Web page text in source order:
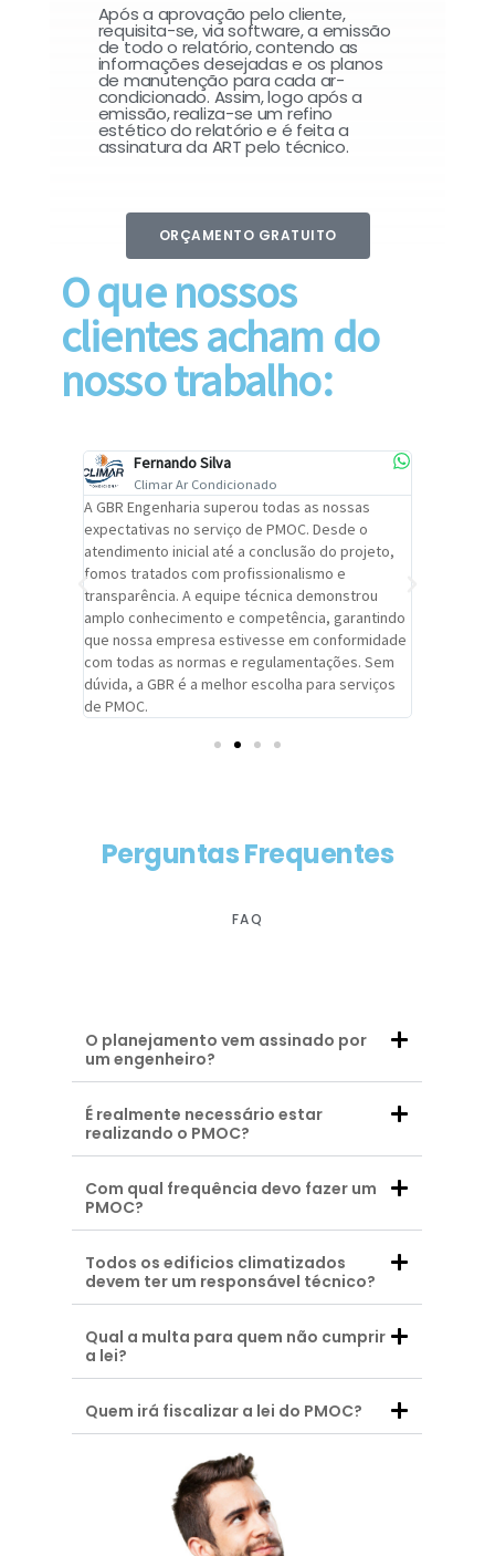
Após a aprovação pelo cliente,
requisita-se, via software, a emissão
de todo o relatório, contendo as
informações desejadas e os planos
de manutenção para cada ar-
condicionado. Assim, logo após a
emissão, realiza-se um refino
estético do relatório e é feita a
assinatura da ART pelo técnico.
ORÇAMENTO GRATUITO
O que nossos
clientes acham do
nosso trabalho:
Fernando Silva
Climar Ar Condicionado
A GBR Engenharia superou todas as nossas
expectativas no serviço de PMOC. Desde o
atendimento inicial até a conclusão do projeto,
fomos tratados com profissionalismo e
transparência. A equipe técnica demonstrou
amplo conhecimento e competência, garantindo
que nossa empresa estivesse em conformidade
com todas as normas e regulamentações. Sem
dúvida, a GBR é a melhor escolha para serviços
de PMOC.
Perguntas Frequentes
FAQ
O planejamento vem assinado por
um engenheiro?
É realmente necessário estar
realizando o PMOC?
Com qual frequência devo fazer um
PMOC?
Todos os edificios climatizados
devem ter um responsável técnico?
Qual a multa para quem não cumprir
a lei?
Quem irá fiscalizar a lei do PMOC?